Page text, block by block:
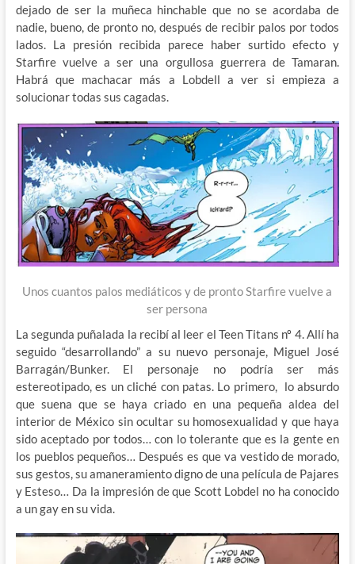
dejado de ser la muñeca hinchable que no se acordaba de
nadie, bueno, de pronto no, después de recibir palos por todos
lados. La presión recibida parece haber surtido efecto y
Starfire vuelve a ser una orgullosa guerrera de Tamaran.
Habrá que machacar más a Lobdell a ver si empieza a
solucionar todas sus cagadas.
Unos cuantos palos mediáticos y de pronto Starfire vuelve a
ser persona
La segunda puñalada la recibí al leer el Teen Titans nº 4. Allí ha
seguido “desarrollando” a su nuevo personaje, Miguel José
Barragán/Bunker. El personaje no podría ser más
estereotipado, es un cliché con patas. Lo primero, lo absurdo
que suena que se haya criado en una pequeña aldea del
interior de México sin ocultar su homosexualidad y que haya
sido aceptado por todos… con lo tolerante que es la gente en
los pueblos pequeños… Después es que va vestido de morado,
sus gestos, su amaneramiento digno de una película de Pajares
y Esteso… Da la impresión de que Scott Lobdel no ha conocido
a un gay en su vida.